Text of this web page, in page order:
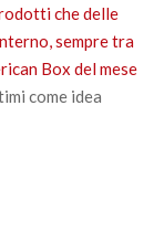
che delle
sempre tra
Box del mese
come idea